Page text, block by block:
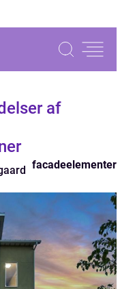
af
facadeelementer